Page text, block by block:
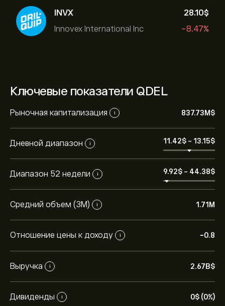
INVX
Innovex International Inc
28.10‎$‎
-8.47%
Ключевые показатели QDEL
Рыночная капитализация i 837.73M‎$‎
Дневной диапазон i 11.42‎$‎ - 13.15‎$‎
Диапазон 52 недели i 9.92‎$‎ - 44.38‎$‎
Средний объем (3М) i 1.71M
Отношение цены к доходу i -0.8
Выручка i 2.67B‎$‎
Дивиденды i 0‎$‎ (0%)